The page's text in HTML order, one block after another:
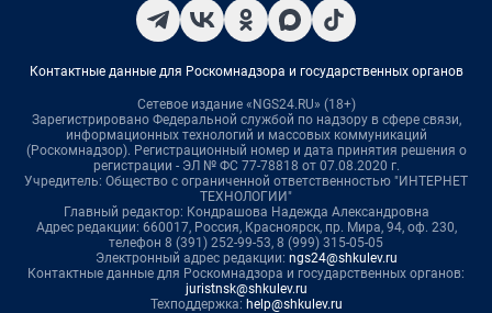
Контактные данные для Роскомнадзора и государственных органов
Сетевое издание «NGS24.RU» (18+)
Зарегистрировано Федеральной службой по надзору в сфере связи,
информационных технологий и массовых коммуникаций
(Роскомнадзор). Регистрационный номер и дата принятия решения о
регистрации - ЭЛ № ФС 77-78818 от 07.08.2020 г.
Учредитель: Общество с ограниченной ответственностью "ИНТЕРНЕТ
ТЕХНОЛОГИИ"
Главный редактор: Кондрашова Надежда Александровна
Адрес редакции: 660017, Россия, Красноярск, пр. Мира, 94, оф. 230,
телефон 8 (391) 252-99-53, 8 (999) 315-05-05
Электронный адрес редакции: ngs24@shkulev.ru
Контактные данные для Роскомнадзора и государственных органов:
juristnsk@shkulev.ru
Техподдержка: help@shkulev.ru